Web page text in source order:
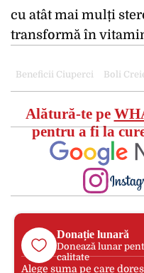
cu atât mai mulți
transformă în
Beneficii Ciuperci Boli
Alătură-te pe
pentru a fi la
Donație lunară
Donează lunar
calitate
Alege suma pe care